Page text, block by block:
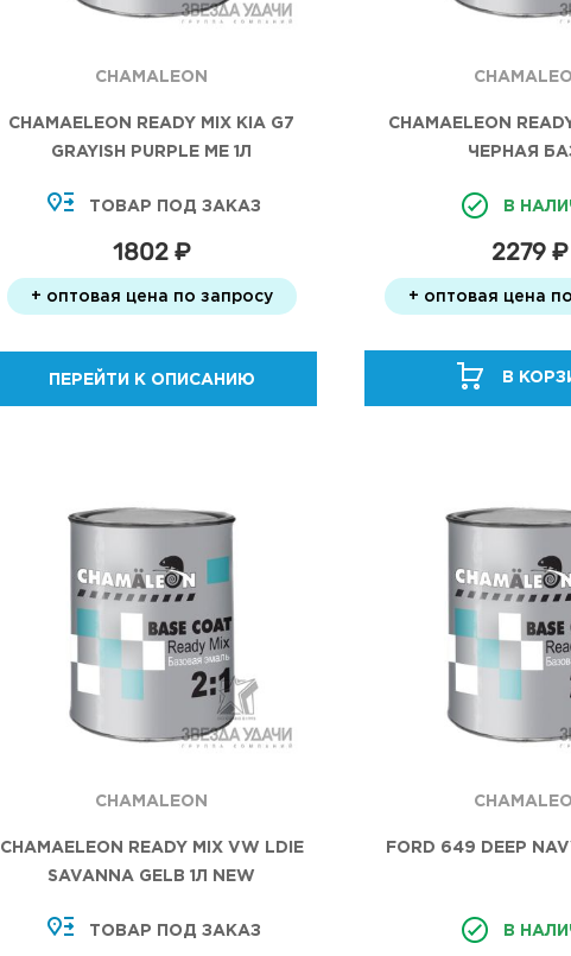
CHAMALEON
CHAMAELEON READY MIX KIA G7
GRAYISH PURPLE МЕ 1Л
ТОВАР ПОД ЗАКАЗ
1802 ₽
+ оптовая цена по запросу
ПЕРЕЙТИ К ОПИСАНИЮ
CHAMAELEON
ЧЕРНАЯ
В
2279 ₽
+ оптовая цена
В
CHAMALEON
CHAMAELEON READY MIX VW LDIE
SAVANNA GELB 1Л NEW
ТОВАР ПОД ЗАКАЗ
FОRD 649 DEEP
В